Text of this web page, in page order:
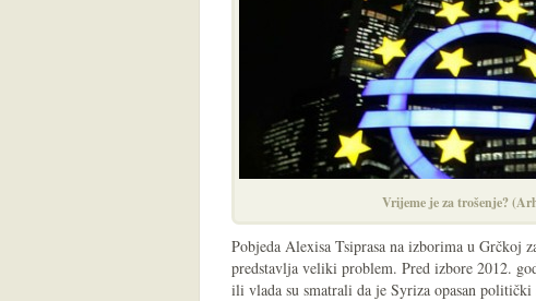
Vrijeme je za trošenje?
Pobjeda Alexisa Tsiprasa na izborima u Grčkoj
predstavlja veliki problem. Pred izbore 2012.
ili vlada su smatrali da je Syriza opasan politički